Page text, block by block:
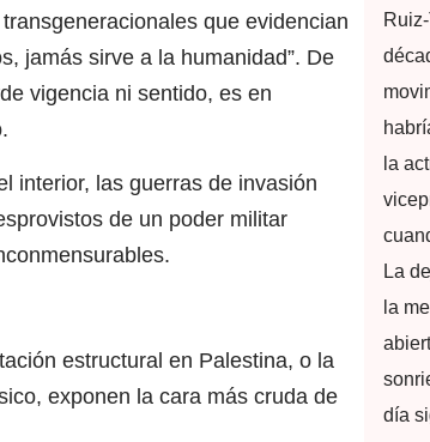
que evidencian
jamás sirve a la humanidad”. De
vigencia ni sentido, es en
interior, las guerras de invasión
de un poder militar
estructural en Palestina, o la
exponen la cara más cruda de
la
La
la
día